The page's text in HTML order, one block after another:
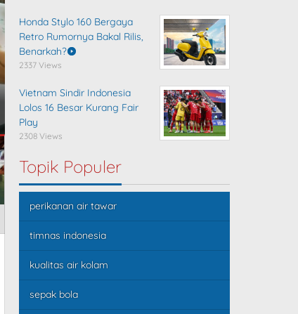
Usaha Budidaya Ikan
Pembenihan,
Pencegahan Penyakit
Honda Stylo 160 Bergaya
Retro Rumornya Bakal Rilis,
Benarkah?
2337 Views
Vietnam Sindir Indonesia
Lolos 16 Besar Kurang Fair
Play
2308 Views
Topik Populer
perikanan air tawar
timnas indonesia
kualitas air kolam
sepak bola